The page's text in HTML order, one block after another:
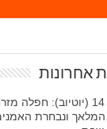
אחרונות
עכשיו 14 (יוטיוב):
המלאך ונבחרת